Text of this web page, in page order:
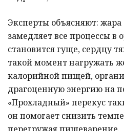
Эксперты объясняют: жара
замедляет все процессы в
становится гуще, сердцу
такой момент нагружать
калорийной пищей,
драгоценную энергию на
«Прохладный» перекус
он помогает снизить